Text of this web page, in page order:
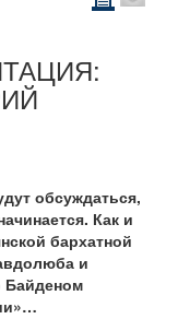
обсуждаться,
Как и
бархатной
и
Байденом